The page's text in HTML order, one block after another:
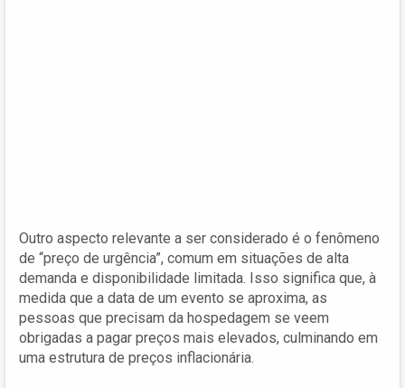
Outro aspecto relevante a ser considerado é o fenômeno
de “preço de urgência”, comum em situações de alta
demanda e disponibilidade limitada. Isso significa que, à
medida que a data de um evento se aproxima, as
pessoas que precisam da hospedagem se veem
obrigadas a pagar preços mais elevados, culminando em
uma estrutura de preços inflacionária.